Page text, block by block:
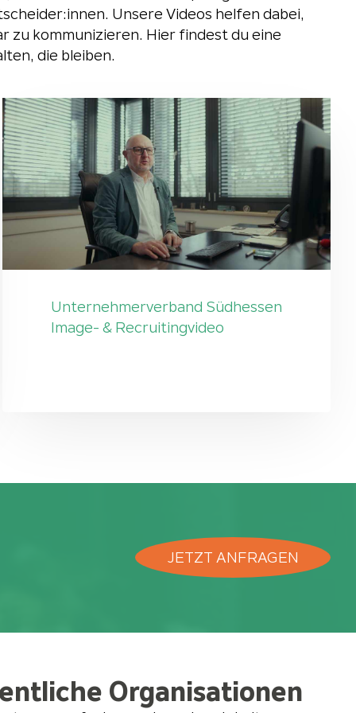
Unsere Videos helfen dabei,
zu kommunizieren. Hier findest du eine
die bleiben.
Unternehmerverband Südhessen
Image- & Recruitingvideo
JETZT ANFRAGEN
Organisationen